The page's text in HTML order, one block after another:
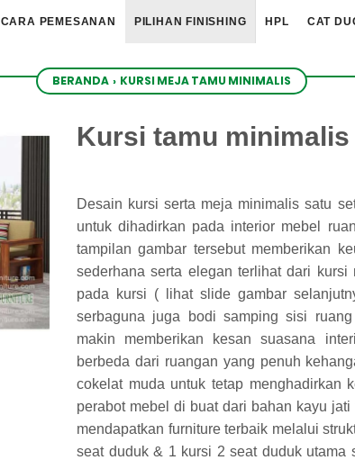
CARA PEMESANAN PILIHAN FINISHING HPL CAT
BERANDA › KURSI MEJA TAMU MINIMALIS
Kursi tamu
Desain kursi serta meja minimalis satu
untuk dihadirkan pada interior mebel
tampilan gambar tersebut memberikan
sederhana serta elegan terlihat dari
pada kursi ( lihat slide gambar
serbaguna juga bodi samping sisi
makin memberikan kesan suasana
berbeda dari ruangan yang penuh
cokelat muda untuk tetap menghadirkan
perabot mebel di buat dari bahan kayu
mendapatkan furniture terbaik melalui
seat duduk & 1 kursi 2 seat duduk utama